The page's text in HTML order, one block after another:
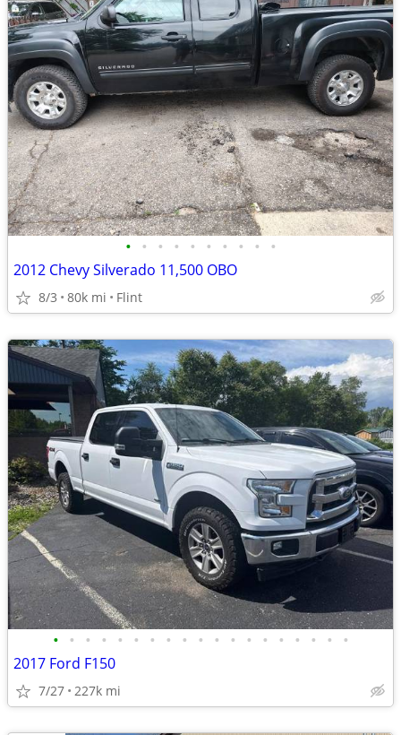
• • • • • • • • • •
2012 Chevy Silverado 11,500 OBO
8/3 80k mi Flint
• • • • • • • • • • • • • • • • • • •
2017 Ford F150
7/27 227k mi